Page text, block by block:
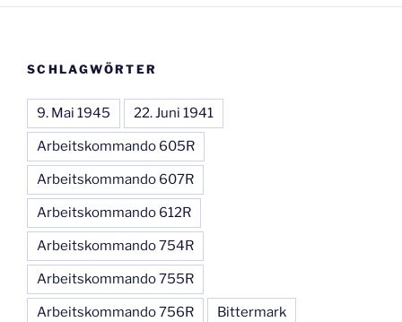
SCHLAGWÖRTER
9. Mai 1945 22. Juni 1941
Arbeitskommando 605R
Arbeitskommando 607R
Arbeitskommando 612R
Arbeitskommando 754R
Arbeitskommando 755R
Arbeitskommando 756R Bittermark